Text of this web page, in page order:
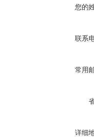
您的
联系
常用
详细